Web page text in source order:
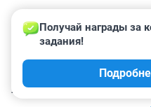
КОММЕНТАРИИ 14
Получай награды за
задания!